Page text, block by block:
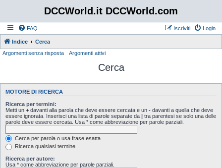
DCCWorld.it DCCWorld.com
FAQ Login
Iscriviti
Indice
Cerca
Argomenti senza risposta
Argomenti attivi
Cerca
MOTORE DI RICERCA
Ricerca per termini:
Metti un + davanti alla parola che deve essere cercata e un - davanti a quella che deve
essere ignorata. Inserisci una lista di parole separate da | tra parentesi se solo una delle
parole deve essere cercata. Usa * come abbreviazione per parole parziali.
Cerca per parola o usa frase esatta
Ricerca qualsiasi termine
Ricerca per autore:
Usa * come abbreviazione per parole parziali.